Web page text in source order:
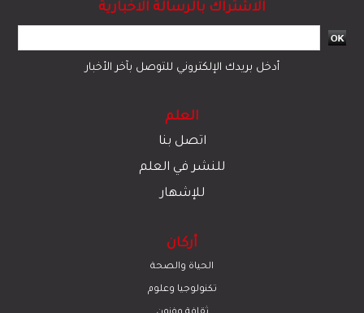
الاشتراك بالرسالة الاخبارية
أدخل بريدك الإلكتروني للتوصل بآخر الأخبار
العلم
اتصل بنا
للنشر في العلم
للإشهار
أركان
الحياة والصحة
تكنولوجيا وعلوم